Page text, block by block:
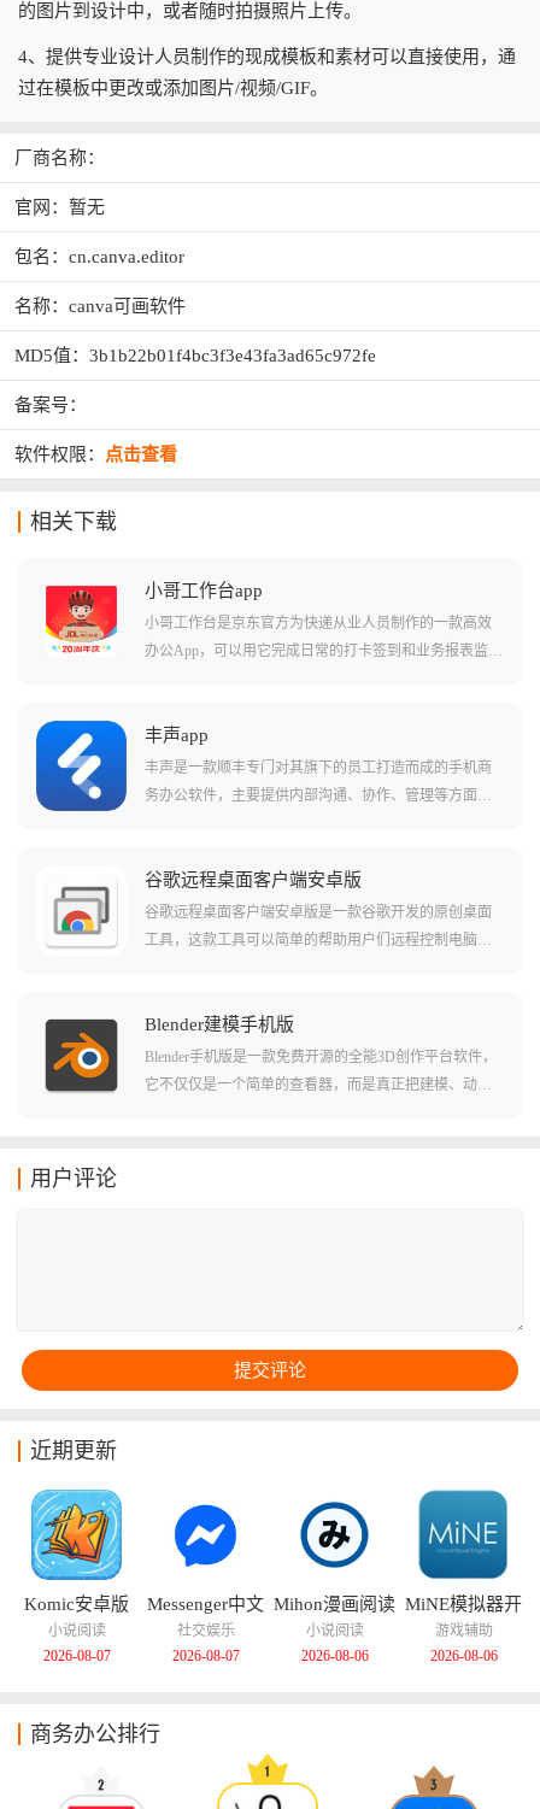
的图片到设计中，或者随时拍摄照片上传。
4、提供专业设计人员制作的现成模板和素材可以直接使用，通
过在模板中更改或添加图片/视频/GIF。
厂商名称：
官网：暂无
包名：cn.canva.editor
名称：canva可画软件
MD5值：3b1b22b01f4bc3f3e43fa3ad65c972fe
备案号：
软件权限： 点击查看
相关下载
小哥工作台app
小哥工作台是京东官方为快递从业人员制作的一款高效
办公App，可以用它完成日常的打卡签到和业务报表监
京东各条线的业务功能，更是小哥们提升派送效率、保
障服务质量的数字化助手。
丰声app
丰声是一款顺丰专门对其旗下的员工打造而成的手机商
务办公软件，主要提供内部沟通、协作、管理等方面的
在这里能够进行工作上的实时沟通，能够解决工作过程
中出现的各种问题。
谷歌远程桌面客户端安卓版
谷歌远程桌面客户端安卓版是一款谷歌开发的原创桌面
工具，这款工具可以简单的帮助用户们远程控制电脑并
就能快速无卡顿的进行操作。软件串流的清晰度也非常
的高，对于大部分需要远程操作的用户来说这个清晰度
都已经是非常足够了！
Blender建模手机版
Blender手机版是一款免费开源的全能3D创作平台软件，
它不仅仅是一个简单的查看器，而是真正把建模、动
用户评论
近期更新
Komic安卓版
小说阅读
2026-08-07
Messenger中文
版
社交娱乐
2026-08-07
Mihon漫画阅读
器
小说阅读
2026-08-06
MiNE模拟器开
源版
游戏辅助
2026-08-06
商务办公排行